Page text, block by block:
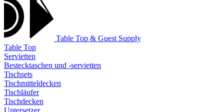
Table Top & Guest Supply
Table Top
Servietten
Bestecktaschen und -servietten
Tischsets
Tischmitteldecken
Tischläufer
Tischdecken